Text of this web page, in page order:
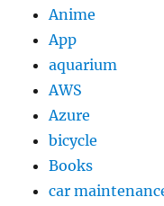
Anime
App
aquarium
AWS
Azure
bicycle
Books
car